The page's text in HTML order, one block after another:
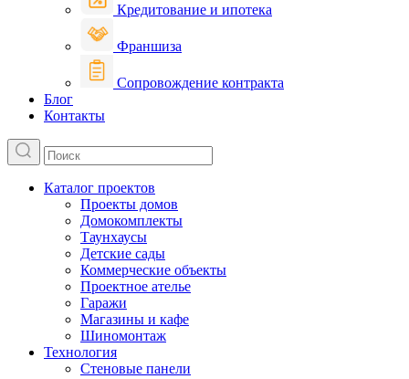
Кредитование и ипотека
Франшиза
Сопровождение контракта
Блог
Контакты
Каталог проектов
Проекты домов
Домокомплекты
Таунхаусы
Детские сады
Коммерческие объекты
Проектное ателье
Гаражи
Магазины и кафе
Шиномонтаж
Технология
Стеновые панели